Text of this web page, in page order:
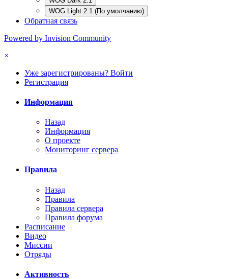
WOG Light 2.1 (По умолчанию)
Обратная связь
Powered by Invision Community
×
Уже зарегистрированы? Войти
Регистрация
Информация
Назад
Информация
О проекте
Мониторинг сервера
Правила
Назад
Правила
Правила сервера
Правила форума
Расписание
Видео
Миссии
Отряды
Активность